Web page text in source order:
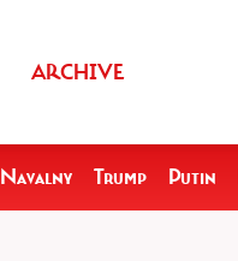
ARCHIVE
Navalny Trump Putin